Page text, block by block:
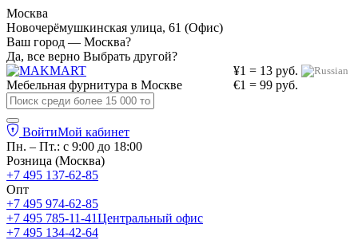
Москва
Новочерёмушкинская улица, 61 (Офис)
Ваш город — Москва?
Да, все верно Выбрать другой?
¥1 = 13 руб.
€1 = 99 руб.
Мебельная фурнитура в Москве
ВойтиМой кабинет
Пн. – Пт.: с 9:00 до 18:00
Розница (Москва)
+7 495 137-62-85
Опт
+7 495 974-62-85
+7 495 785-11-41Центральный офис
+7 495 134-42-64